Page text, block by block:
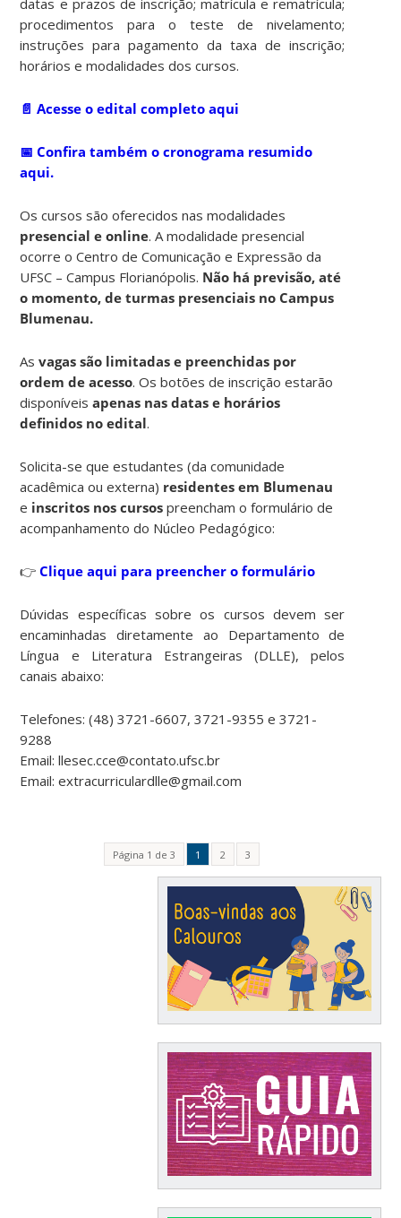
datas e prazos de inscrição; matrícula e rematrícula;
procedimentos para o teste de nivelamento;
instruções para pagamento da taxa de inscrição;
horários e modalidades dos cursos.
📄 Acesse o edital completo aqui
📅 Confira também o cronograma resumido
aqui.
Os cursos são oferecidos nas modalidades
presencial e online. A modalidade presencial
ocorre o Centro de Comunicação e Expressão da
UFSC – Campus Florianópolis. Não há previsão, até
o momento, de turmas presenciais no Campus
Blumenau.
Asvagas são limitadas e preenchidas por
ordem de acesso. Os botões de inscrição estarão
disponíveisapenas nas datas e horários
definidos no edital.
Solicita-se que estudantes (da comunidade
acadêmica ou externa) residentes em Blumenau
e inscritos nos cursos preencham o formulário de
acompanhamento do Núcleo Pedagógico:
👉Clique aqui para preencher o formulário
Dúvidas específicas sobre os cursos devem ser
encaminhadas diretamente ao Departamento de
Língua e Literatura Estrangeiras (DLLE), pelos
canais abaixo:
Telefones: (48) 3721-6607, 3721-9355 e 3721-
9288
Email: llesec.cce@contato.ufsc.br
Email: extracurriculardlle@gmail.com
Página 1 de 3 1 2 3